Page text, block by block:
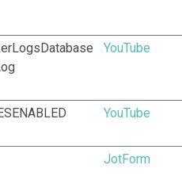
YouTube
YouTube
JotForm